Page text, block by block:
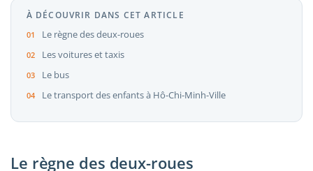
À DÉCOUVRIR DANS CET ARTICLE
Le règne des deux-roues
Les voitures et taxis
Le bus
Le transport des enfants à Hô-Chi-Minh-Ville
Le règne des deux-roues